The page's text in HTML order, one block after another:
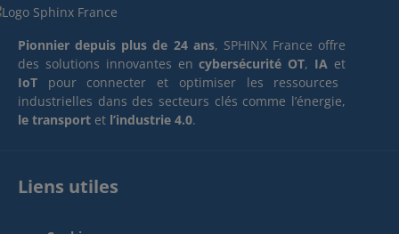
Pionnier depuis plus de 24 ans, SPHINX France offre
des solutions innovantes encybersécurité OT, IA et
IoT pour connecter et optimiser les ressources
industrielles dans des secteurs clés comme l’énergie,
le transport et l’industrie 4.0.
Liens utiles